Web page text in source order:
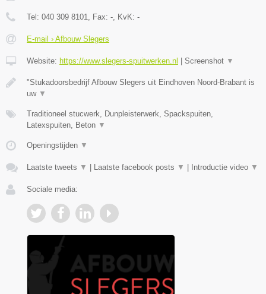
Tel: 040 309 8101 , Fax: - , KvK: -
E-mail › Afbouw Slegers
Website: https://www.slegers-spuitwerken.nl | Screenshot ▼
"Stukadoorsbedrijf Afbouw Slegers uit Eindhoven Noord-Brabant is
uw ▼
Traditioneel stucwerk, Dunpleisterwerk, Spackspuiten,
Latexspuiten, Beton ▼
Openingstijden ▼
Laatste tweets ▼ | Laatste facebook posts ▼ | Introductie video ▼
Sociale media: